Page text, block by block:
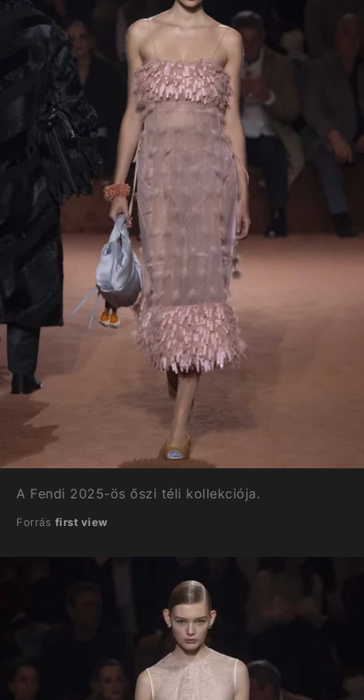
A Fendi 2025-ös őszi téli kollekciója.
Forrás first view